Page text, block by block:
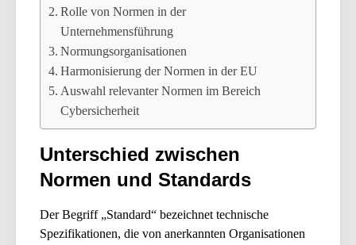
Rolle von Normen in der
Unternehmensführung
Normungsorganisationen
Harmonisierung der Normen in der EU
Auswahl relevanter Normen im Bereich
Cybersicherheit
Unterschied zwischen
Normen und Standards
Der Begriff „Standard“ bezeichnet technische
Spezifikationen, die von anerkannten Organisationen